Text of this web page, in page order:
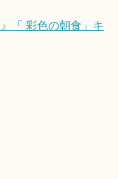
「 彩色の朝食」キ